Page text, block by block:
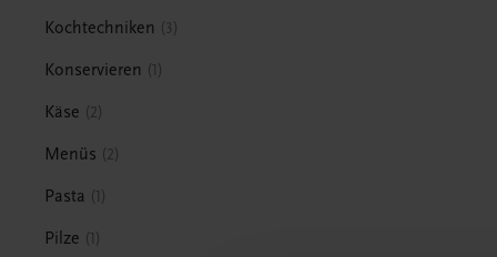
Kochtechniken 3
Konservieren 1
Käse 2
Menüs 2
Pasta 1
Pilze 1